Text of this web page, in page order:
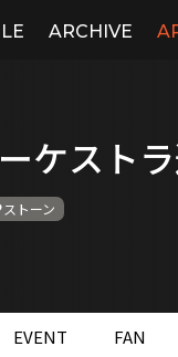
ARCHIVE
ケスト
ストーン
EVENT FAN